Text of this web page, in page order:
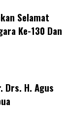
Selamat
Ke-130 Dan
Drs. H. Agus